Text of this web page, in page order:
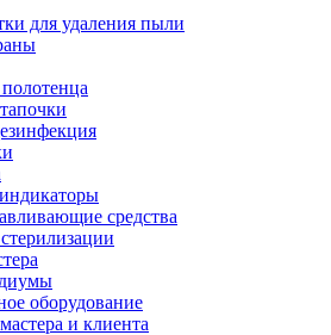
для удаления пыли
средства
оборудование
и клиента